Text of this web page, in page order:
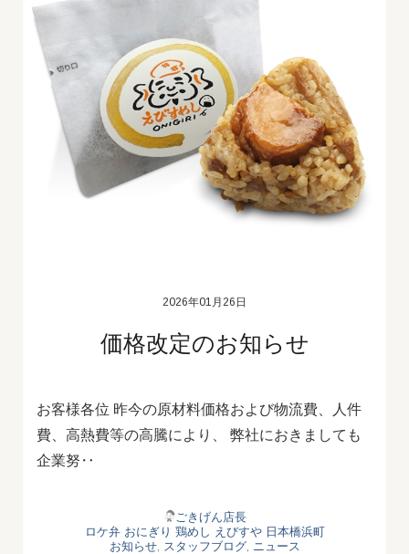
2026年01月26日
価格改定のお知らせ
お客様各位 昨今の原材料価格および物流費、人件
費、高熱費等の高騰により、 弊社におきましても
企業努‥
ごきげん店長
ロケ弁 おにぎり 鶏めし えびすや 日本橋浜町
お知らせ, スタッフブログ, ニュース